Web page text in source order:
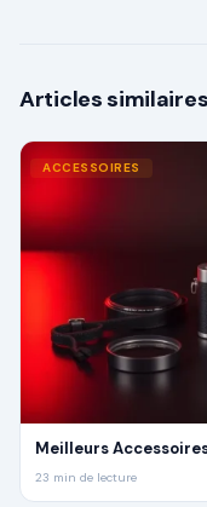
Articles similaires
ACCESSOIRES
Meilleurs
23 min de lecture